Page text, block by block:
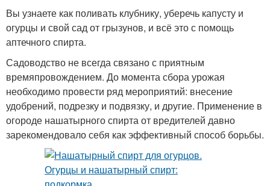
Вы узнаете как поливать клубнику, уберечь капусту и
огурцы и свой сад от грызунов, и всё это с помощь
аптечного спирта.
Садоводство не всегда связано с приятным
времяпровождением. До момента сбора урожая
необходимо провести ряд мероприятий: внесение
удобрений, подрезку и подвязку, и другие. Применение в
огороде нашатырного спирта от вредителей давно
зарекомендовало себя как эффективный способ борьбы.